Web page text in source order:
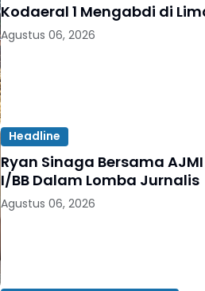
Kodaeral 1 Mengabdi di
Agustus 06, 2026
Headline
Ryan Sinaga Bersama
I/BB Dalam Lomba Jurnalis
Agustus 06, 2026